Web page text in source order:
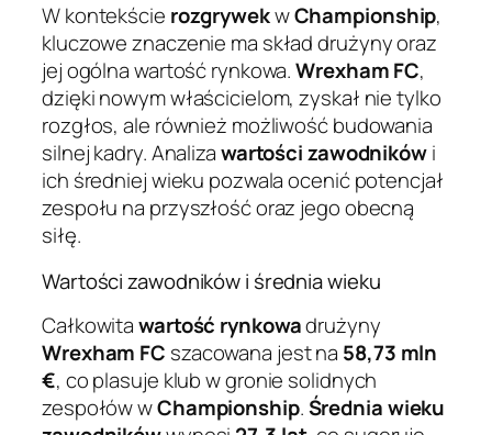
W kontekście rozgrywekwChampionship,
kluczowe znaczenie ma skład drużyny oraz
jej ogólna wartość rynkowa.Wrexham FC,
dzięki nowym właścicielom, zyskał nie tylko
rozgłos, ale również możliwość budowania
silnej kadry. Analizawartości zawodnikówi
ich średniej wieku pozwala ocenić potencjał
zespołu na przyszłość oraz jego obecną
siłę.
Wartości zawodników i średnia wieku
Całkowitawartość rynkowadrużyny
Wrexham FC szacowana jest na 58,73 mln
€, co plasuje klub w gronie solidnych
zespołów wChampionship.Średnia wieku